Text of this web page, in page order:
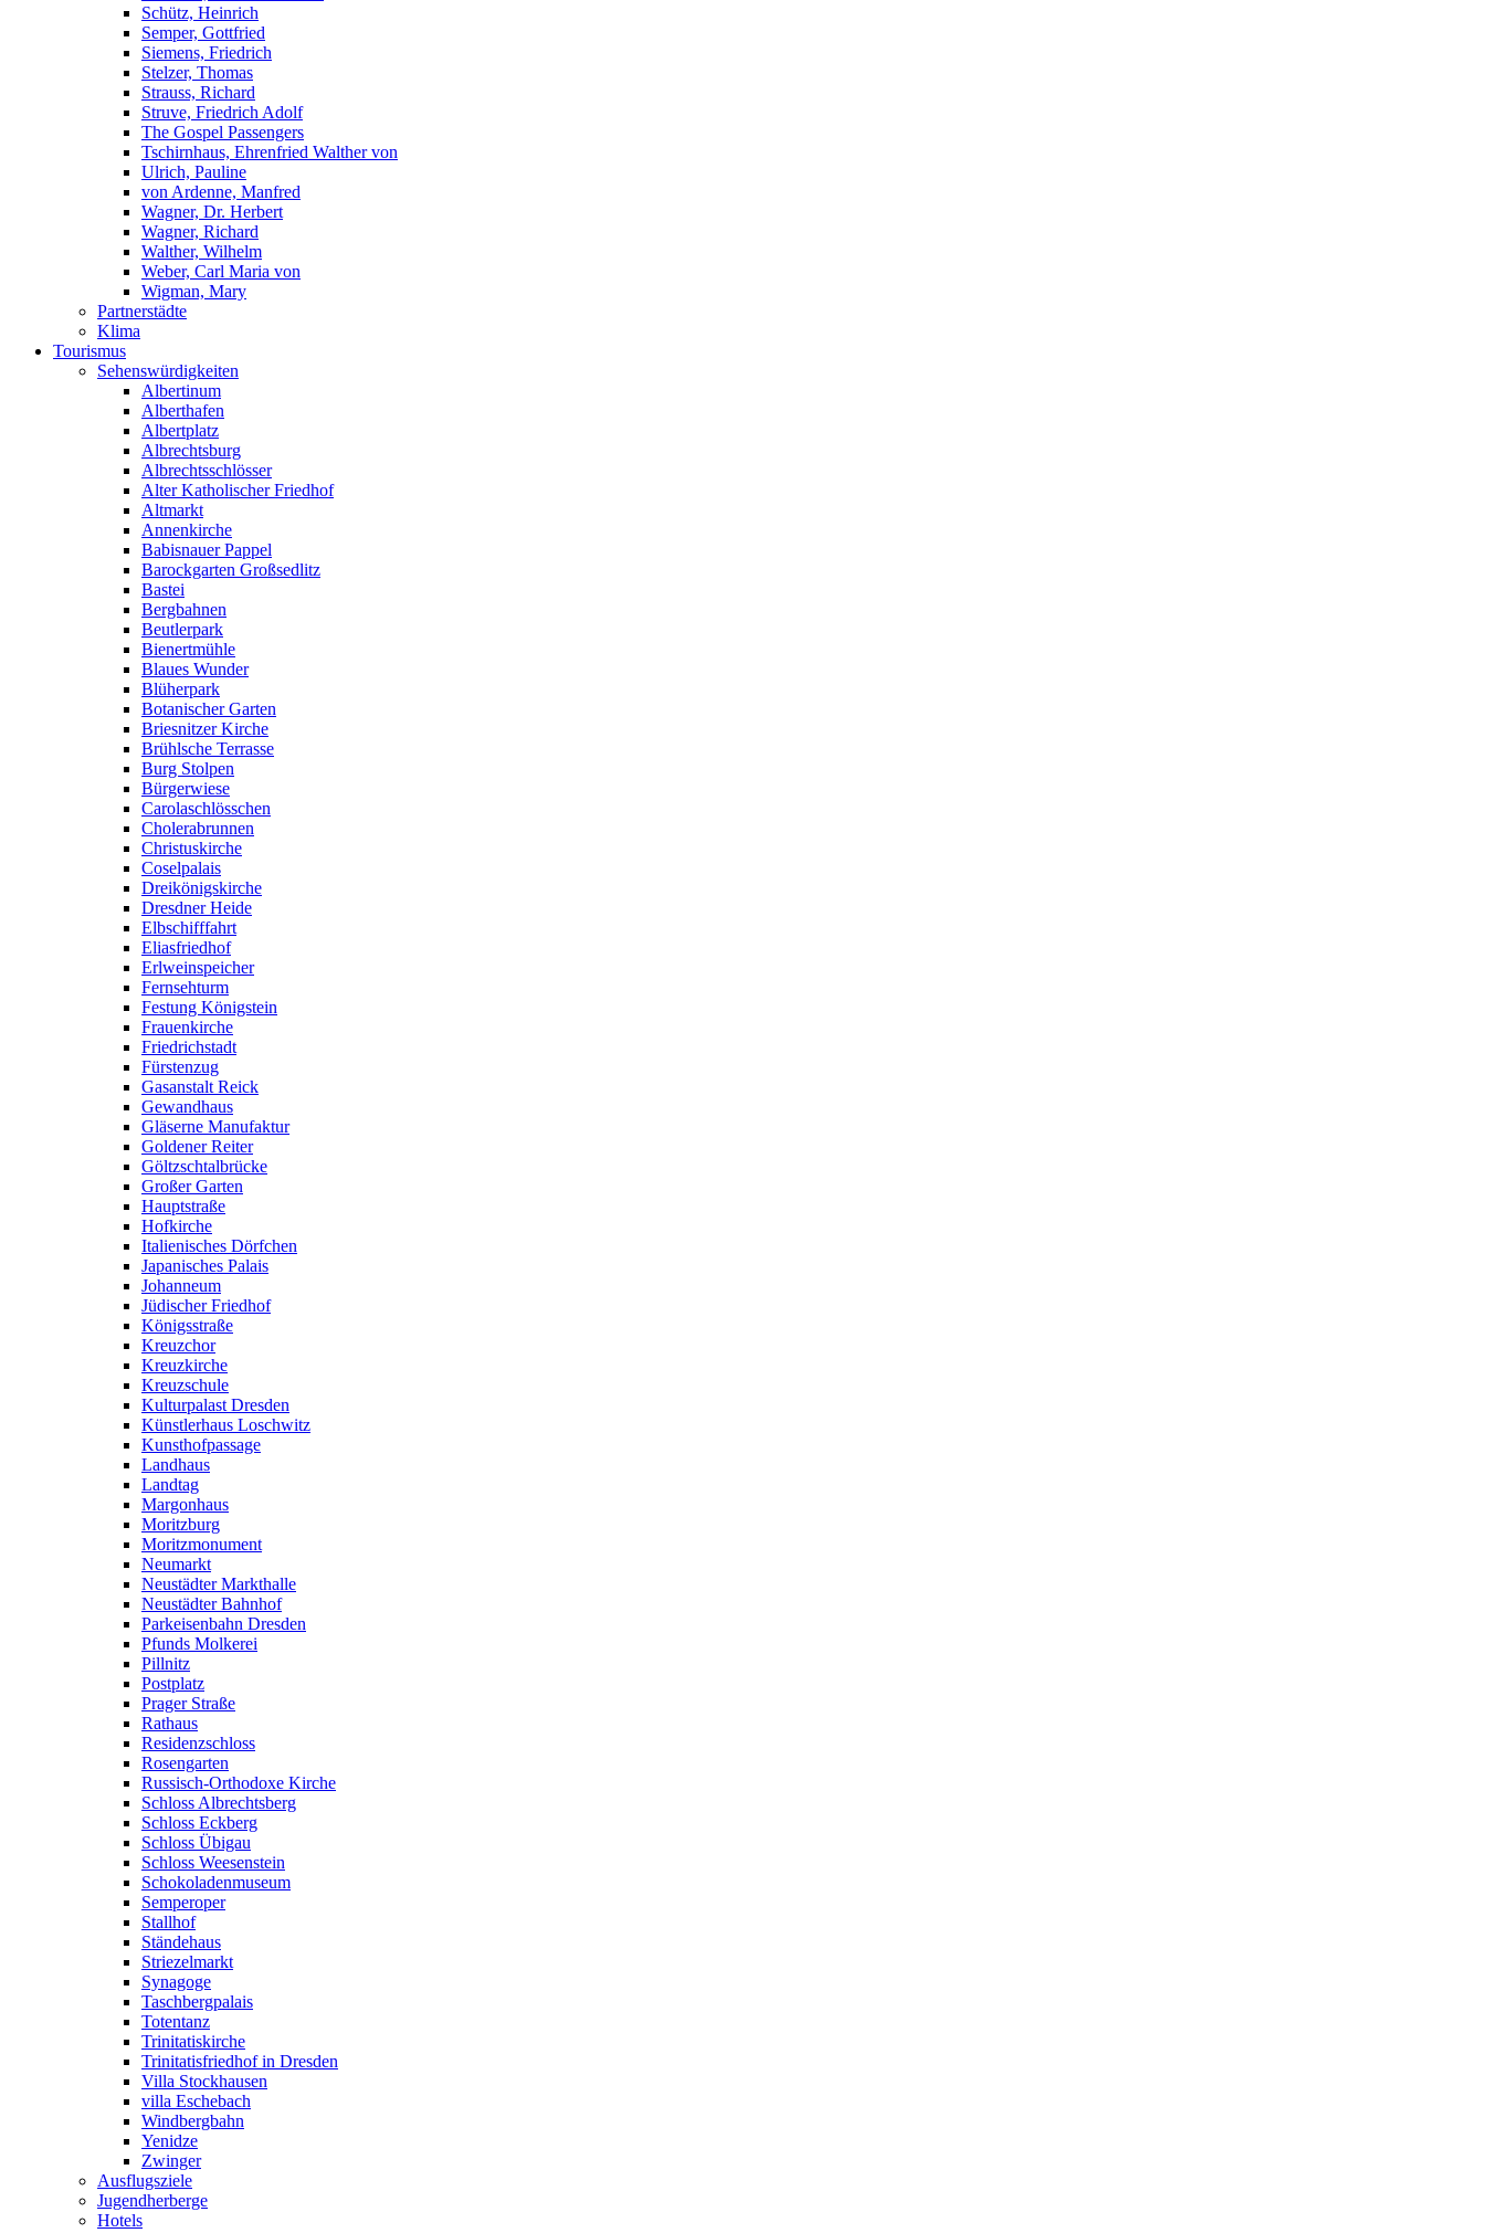
Schütz, Heinrich
Semper, Gottfried
Siemens, Friedrich
Stelzer, Thomas
Strauss, Richard
Struve, Friedrich Adolf
The Gospel Passengers
Tschirnhaus, Ehrenfried Walther von
Ulrich, Pauline
von Ardenne, Manfred
Wagner, Dr. Herbert
Wagner, Richard
Walther, Wilhelm
Weber, Carl Maria von
Wigman, Mary
Partnerstädte
Klima
Tourismus
Sehenswürdigkeiten
Albertinum
Alberthafen
Albertplatz
Albrechtsburg
Albrechtsschlösser
Alter Katholischer Friedhof
Altmarkt
Annenkirche
Babisnauer Pappel
Barockgarten Großsedlitz
Bastei
Bergbahnen
Beutlerpark
Bienertmühle
Blaues Wunder
Blüherpark
Botanischer Garten
Briesnitzer Kirche
Brühlsche Terrasse
Burg Stolpen
Bürgerwiese
Carolaschlösschen
Cholerabrunnen
Christuskirche
Coselpalais
Dreikönigskirche
Dresdner Heide
Elbschifffahrt
Eliasfriedhof
Erlweinspeicher
Fernsehturm
Festung Königstein
Frauenkirche
Friedrichstadt
Fürstenzug
Gasanstalt Reick
Gewandhaus
Gläserne Manufaktur
Goldener Reiter
Göltzschtalbrücke
Großer Garten
Hauptstraße
Hofkirche
Italienisches Dörfchen
Japanisches Palais
Johanneum
Jüdischer Friedhof
Königsstraße
Kreuzchor
Kreuzkirche
Kreuzschule
Kulturpalast Dresden
Künstlerhaus Loschwitz
Kunsthofpassage
Landhaus
Landtag
Margonhaus
Moritzburg
Moritzmonument
Neumarkt
Neustädter Markthalle
Neustädter Bahnhof
Parkeisenbahn Dresden
Pfunds Molkerei
Pillnitz
Postplatz
Prager Straße
Rathaus
Residenzschloss
Rosengarten
Russisch-Orthodoxe Kirche
Schloss Albrechtsberg
Schloss Eckberg
Schloss Übigau
Schloss Weesenstein
Schokoladenmuseum
Semperoper
Stallhof
Ständehaus
Striezelmarkt
Synagoge
Taschbergpalais
Totentanz
Trinitatiskirche
Trinitatisfriedhof in Dresden
Villa Stockhausen
villa Eschebach
Windbergbahn
Yenidze
Zwinger
Ausflugsziele
Jugendherberge
Hotels